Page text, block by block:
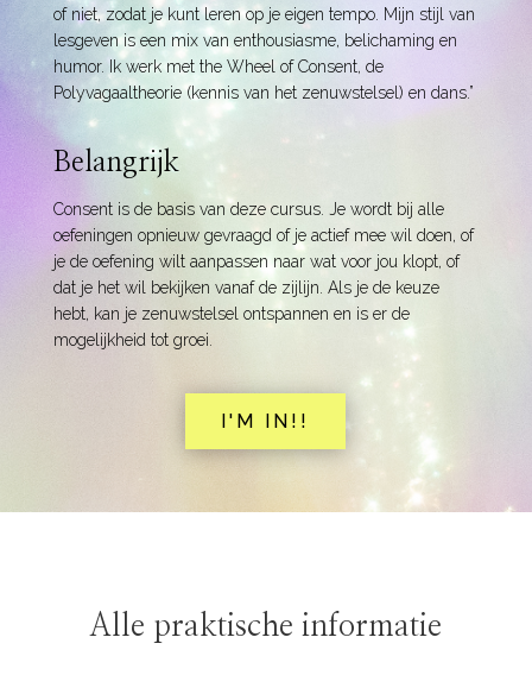
of niet, zodat je kunt leren op je eigen tempo. Mijn stijl van
lesgeven is een mix van enthousiasme, belichaming en
humor. Ik werk met the Wheel of Consent, de
Polyvagaaltheorie (kennis van het zenuwstelsel) en dans.”
Belangrijk
Consent is de basis van deze cursus. Je wordt bij alle
oefeningen opnieuw gevraagd of je actief mee wil doen, of
je de oefening wilt aanpassen naar wat voor jou klopt, of
dat je het wil bekijken vanaf de zijlijn. Als je de keuze
hebt, kan je zenuwstelsel ontspannen en is er de
mogelijkheid tot groei.
I'M IN!!
Alle praktische informatie